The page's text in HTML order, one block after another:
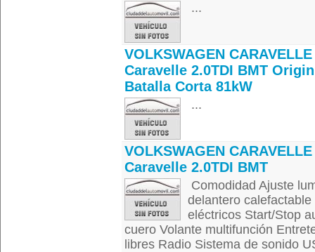
...
VOLKSWAGEN
Caravelle 2.0TDI BMT Origin
Batalla Corta 81kW
...
VOLKSWAGEN
Caravelle 2.0TDI BMT
Comodidad Ajuste
delantero
eléctricos Start/Stop
cuero Volante multifunción
libres Radio Sistema de sonido